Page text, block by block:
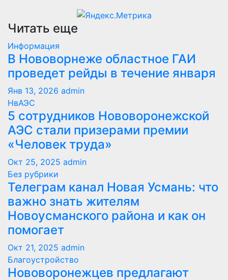
Читать еще
Информация
В Нововорнеже областное ГАИ
проведет рейды в течение января
Янв 13, 2026 admin
НвАЭС
5 сотрудников Нововоронежской
АЭС стали призерами премии
«Человек труда»
Окт 25, 2025 admin
Без рубрики
Телеграм канал Новая Усмань: что
важно знать жителям
Новоусманского района и как он
помогает
Окт 21, 2025 admin
Благоустройство
Нововоронежцев предлагают